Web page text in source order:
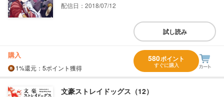
配信日：2018/07/12
試し読み
購入
1%還元 ：5ポイント獲得
580ポイント
すぐに購入
文豪ストレイドッグス（12）